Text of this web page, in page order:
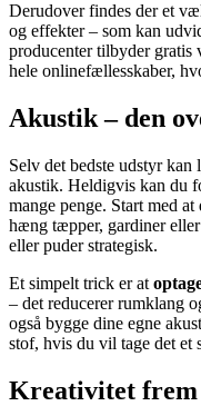
Derudover findes der et
og effekter – som kan
producenter tilbyder gratis
hele onlinefællesskaber,
Akustik – den
Selv det bedste udstyr
akustik. Heldigvis kan du
mange penge. Start med
hæng tæpper, gardiner
eller puder strategisk.
Et simpelt trick er at
– det reducerer rumklang
også bygge dine egne
stof, hvis du vil tage det et
Kreativitet